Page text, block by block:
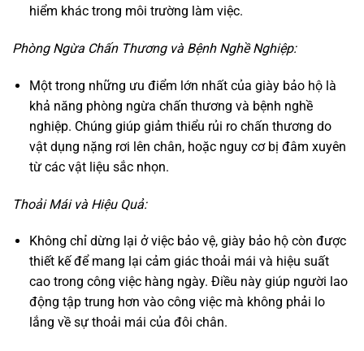
hiểm khác trong môi trường làm việc.
Phòng Ngừa Chấn Thương và Bệnh Nghề Nghiệp:
Một trong những ưu điểm lớn nhất của giày bảo hộ là
khả năng phòng ngừa chấn thương và bệnh nghề
nghiệp. Chúng giúp giảm thiểu rủi ro chấn thương do
vật dụng nặng rơi lên chân, hoặc nguy cơ bị đâm xuyên
từ các vật liệu sắc nhọn.
Thoải Mái và Hiệu Quả:
Không chỉ dừng lại ở việc bảo vệ, giày bảo hộ còn được
thiết kế để mang lại cảm giác thoải mái và hiệu suất
cao trong công việc hàng ngày. Điều này giúp người lao
động tập trung hơn vào công việc mà không phải lo
lắng về sự thoải mái của đôi chân.